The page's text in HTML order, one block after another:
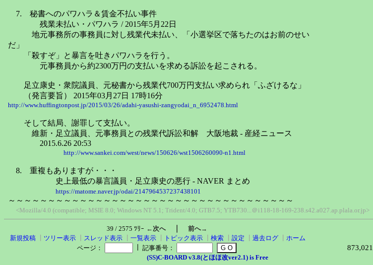
7. 秘書へのパワハラ＆賃金不払い事件
残業未払い・パワハラ / 2015年5月22日
地元事務所の事務員に対し残業代未払い、「小選挙区で落ちたのはお前のせい
だ」
「殺すぞ」と暴言を吐きパワハラを行う。
元事務員から約2300万円の支払いを求める訴訟を起こされる。
足立康史・衆院議員、元秘書から残業代700万円支払い求められ「ふざけるな」
（発言要旨） 2015年03月27日 17時16分
http://www.huffingtonpost.jp/2015/03/26/adahi-yasushi-zangyodai_n_6952478.html
そして結局、謝罪して支払い。
維新・足立議員、元事務員との残業代訴訟和解 大阪地裁 - 産経ニュース
2015.6.26 20:53
http://www.sankei.com/west/news/150626/wst1506260090-n1.html
8. 重複もありますが・・・
史上最低の暴言議員・足立康史の悪行 - NAVER まとめ
https://matome.naver.jp/odai/2147964537237438101
～～～～～～～～～～～～～～～～～～～～～～～～～～～～～～～～～～～～
<Mozilla/4.0 (compatible; MSIE 8.0; Windows NT 5.1; Trident/4.0; GTB7.5; YTB730...＠i118-18-169-238.s42.a027.ap.plala.or.jp>
39 / 2575 ﾂﾘｰ ←次へ｜ 前へ→
新規投稿
ツリー表示 スレッド表示 一覧表示 トピック表示 検索 設定 過去ログ
ホーム
ページ：
記事番号： 873,021
(SS)C-BOARD v3.8(とほほ改ver2.1) is Free